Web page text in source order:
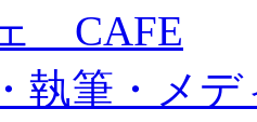
CAFE
執筆・メ